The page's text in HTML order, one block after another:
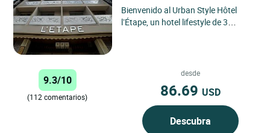
Bienvenido al Urban Style Hôtel
l’Étape, un hotel lifestyle de 3
9.3/10
(112 comentarios)
desde
86.69 USD
Descubra